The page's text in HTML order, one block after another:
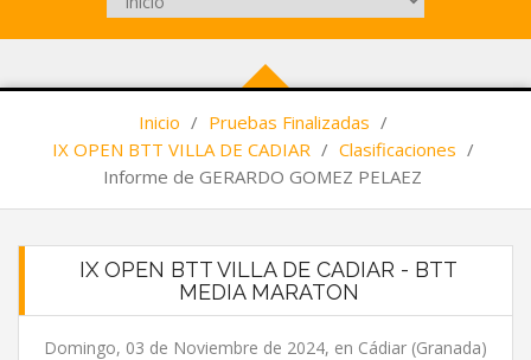
Inicio / Pruebas Finalizadas /
IX OPEN BTT VILLA DE CADIAR / Clasificaciones /
Informe de GERARDO GOMEZ PELAEZ
IX OPEN BTT VILLA DE CADIAR - BTT
MEDIA MARATON
Domingo, 03 de Noviembre de 2024, en Cádiar (Granada)